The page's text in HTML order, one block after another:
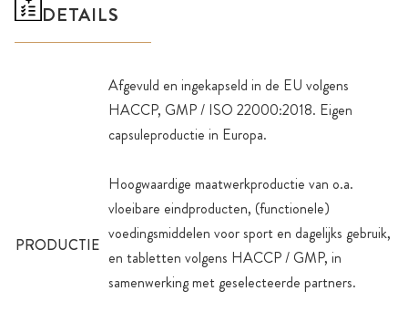
DETAILS
PRODUCTIE
Afgevuld en ingekapseld in de EU volgens
HACCP, GMP / ISO 22000:2018. Eigen
capsuleproductie in Europa.
Hoogwaardige maatwerkproductie van o.a.
vloeibare eindproducten, (functionele)
voedingsmiddelen voor sport en dagelijks gebruik,
en tabletten volgens HACCP / GMP, in
samenwerking met geselecteerde partners.